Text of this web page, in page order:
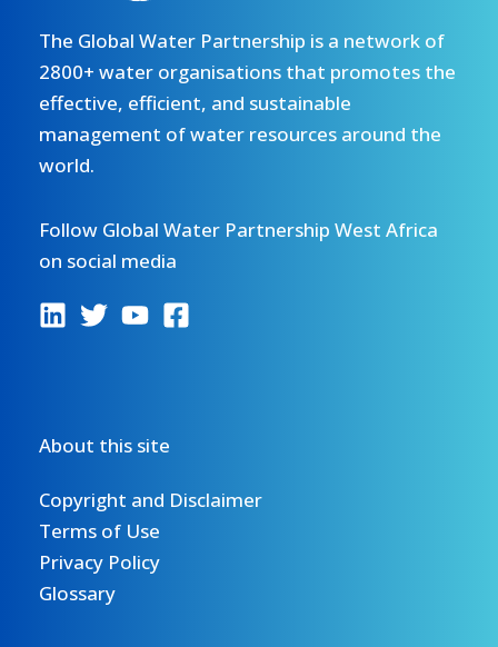
The Global Water Partnership is a network of
2800+ water organisations that promotes the
effective, efficient, and sustainable
management of water resources around the
world.
Follow Global Water Partnership West Africa
on social media
About this site
Copyright and Disclaimer
Terms of Use
Privacy Policy
Glossary